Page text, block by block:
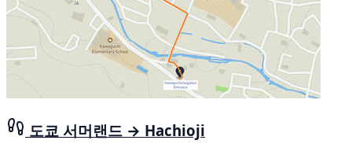
도쿄 서머랜드 → Hachioji